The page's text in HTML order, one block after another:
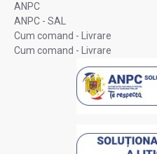
ANPC
ANPC - SAL
Cum comand - Livrare
Cum comand - Livrare